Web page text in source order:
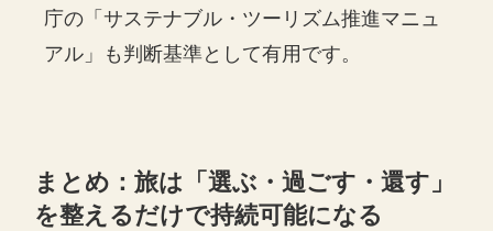
庁の「サステナブル・ツーリズム推進マニュ
アル」も判断基準として有用です。
まとめ：旅は「選ぶ・過ごす・還す」
を整えるだけで持続可能になる